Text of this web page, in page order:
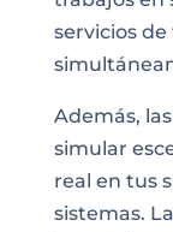
servicios
Además,
simular
real en tus
sistemas.